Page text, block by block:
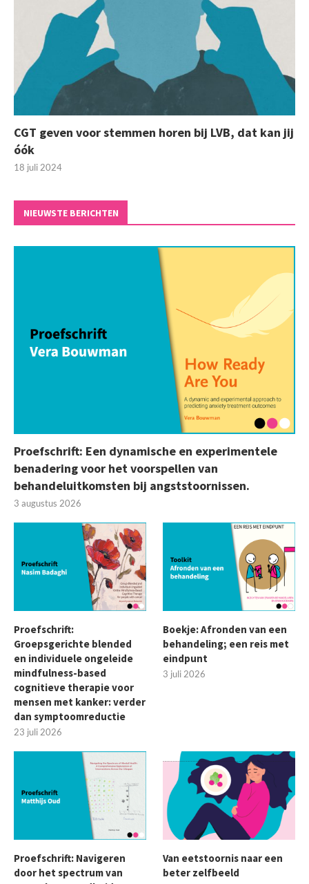
CGT geven voor stemmen horen bij LVB, dat kan jij
óók
18 juli 2024
NIEUWSTE BERICHTEN
Proefschrift: Een dynamische en experimentele
benadering voor het voorspellen van
behandeluitkomsten bij angststoornissen.
3 augustus 2026
Proefschrift:
Groepsgerichte blended
en individuele ongeleide
mindfulness-based
cognitieve therapie voor
mensen met kanker: verder
dan symptoomreductie
23 juli 2026
Boekje: Afronden van een
behandeling; een reis met
eindpunt
3 juli 2026
Proefschrift: Navigeren
door het spectrum van
Van eetstoornis naar een
beter zelfbeeld